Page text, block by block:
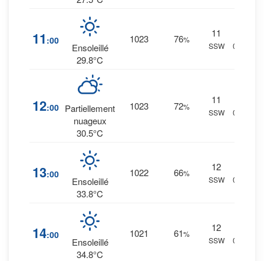
11 :00
Ensoleillé
29.8°C
1023 76%
11
SSW
0 mm.
12:00 Partiellement
nuageux
30.5°C
1023 72%
11
SSW
0 mm.
13:00
Ensoleillé
33.8°C
1022 66%
12
SSW
0 mm.
14:00
Ensoleillé
34.8°C
1021 61%
12
SSW
0 mm.